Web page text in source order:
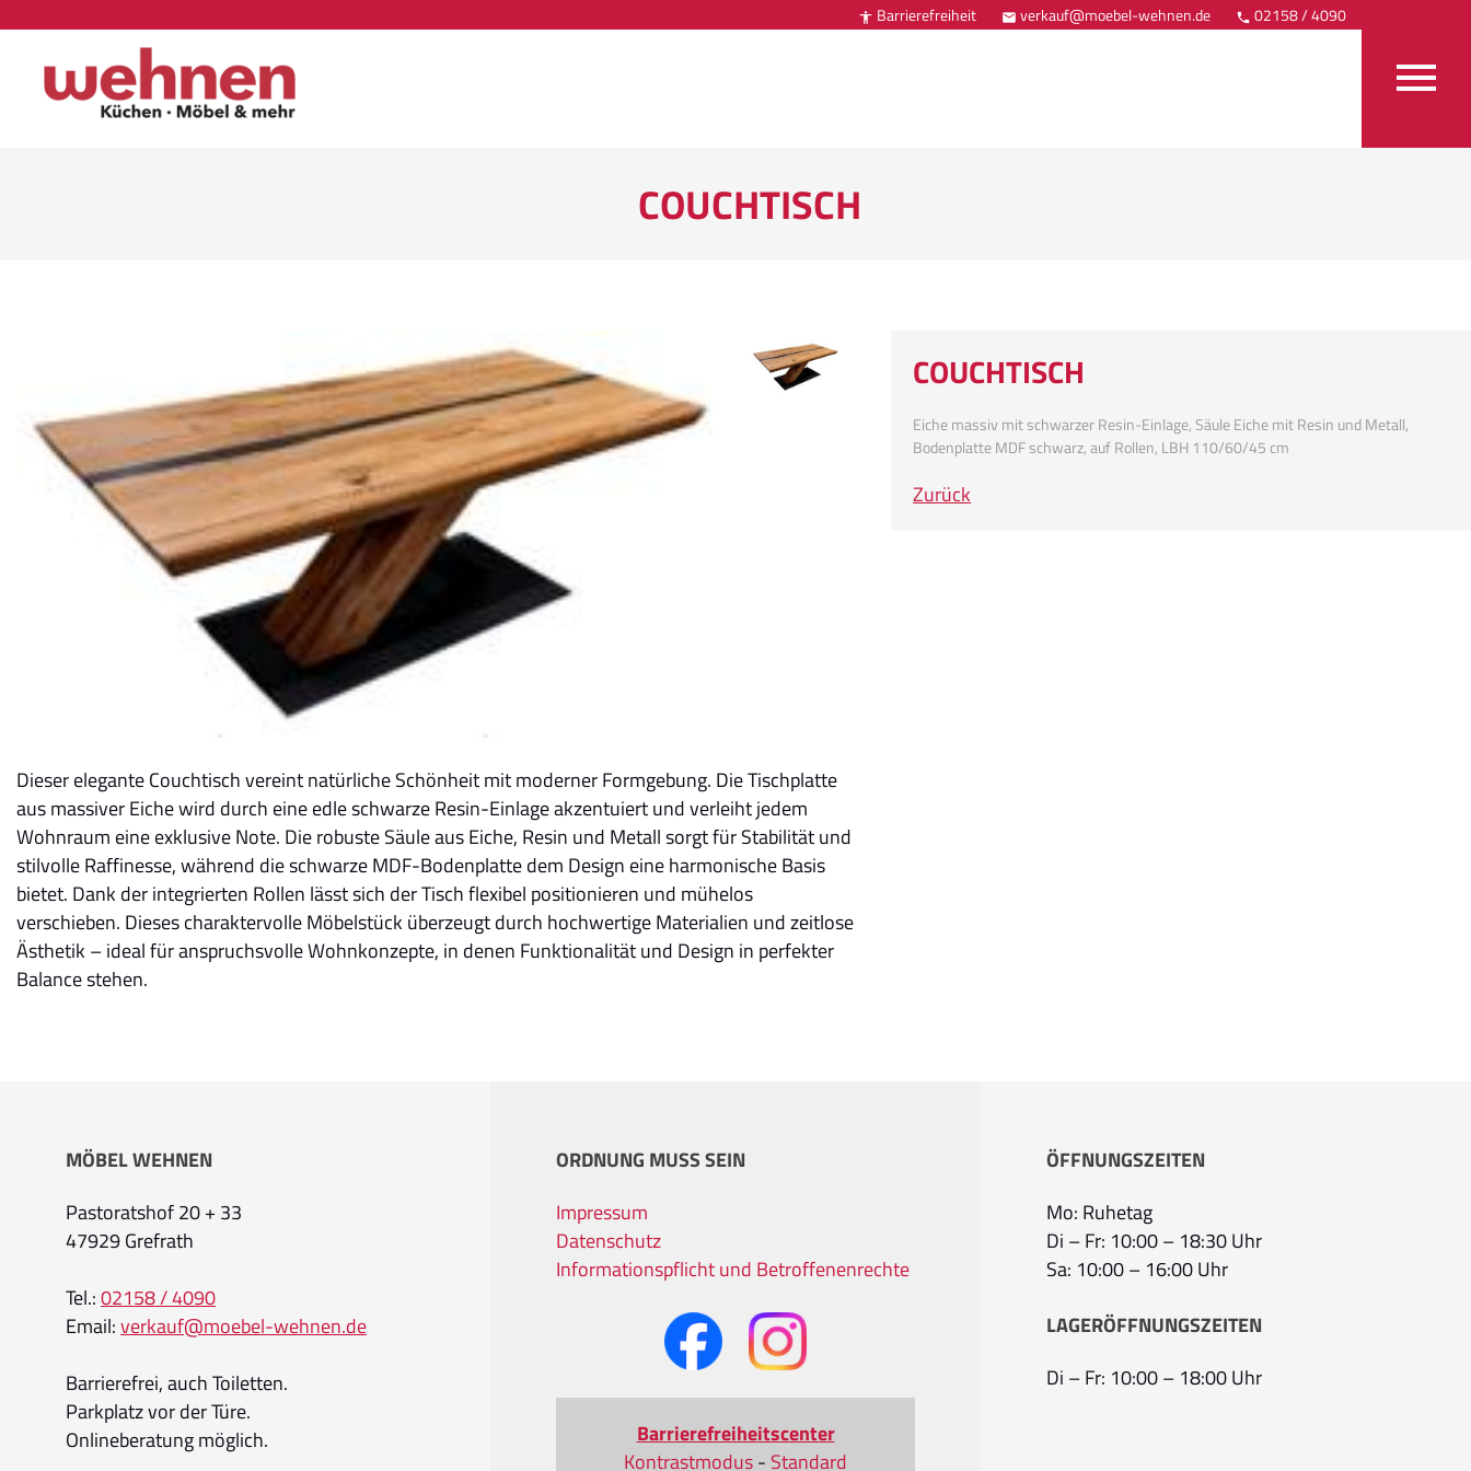
 Barrierefreiheit  verkauf@moebel-wehnen.de  02158 / 4090
COUCHTISCH
Dieser elegante Couchtisch vereint natürliche Schönheit mit moderner Formgebung. Die Tischplatte
aus massiver Eiche wird durch eine edle schwarze Resin-Einlage akzentuiert und verleiht jedem
Wohnraum eine exklusive Note. Die robuste Säule aus Eiche, Resin und Metall sorgt für Stabilität und
stilvolle Raffinesse, während die schwarze MDF-Bodenplatte dem Design eine harmonische Basis
bietet. Dank der integrierten Rollen lässt sich der Tisch flexibel positionieren und mühelos
verschieben. Dieses charaktervolle Möbelstück überzeugt durch hochwertige Materialien und zeitlose
Ästhetik – ideal für anspruchsvolle Wohnkonzepte, in denen Funktionalität und Design in perfekter
Balance stehen.
COUCHTISCH
Eiche massiv mit schwarzer Resin-Einlage, Säule Eiche mit Resin und Metall,
Bodenplatte MDF schwarz, auf Rollen, LBH 110/60/45 cm
Zurück
MÖBEL WEHNEN
Pastoratshof 20 + 33
47929 Grefrath
Tel.:02158 / 4090
Email:verkauf@moebel-wehnen.de
Barrierefrei, auch Toiletten.
Parkplatz vor der Türe.
Onlineberatung möglich.
ORDNUNG MUSS SEIN
Impressum
Datenschutz
Informationspflicht und Betroffenenrechte
Barrierefreiheitscenter
Kontrastmodus- Standard
ÖFFNUNGSZEITEN
Mo: Ruhetag
Di – Fr: 10:00 – 18:30 Uhr
Sa: 10:00 – 16:00 Uhr
LAGERÖFFNUNGSZEITEN
Di – Fr: 10:00 – 18:00 Uhr